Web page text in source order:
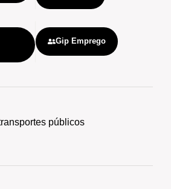
Gip Emprego
públicos